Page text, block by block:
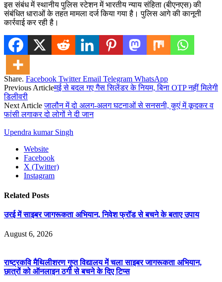
इस संबंध में स्थानीय पुलिस स्टेशन में भारतीय न्याय संहिता (बीएनएस) की
संबंधित धाराओं के तहत मामला दर्ज किया गया है। पुलिस आगे की कानूनी
कार्रवाई कर रही है।
Share. Facebook Twitter Email Telegram WhatsApp
Previous Articleमई से बदल गए गैस सिलेंडर के नियम, बिना OTP नहीं मिलेगी
डिलीवरी
Next Articleजालौन में दो अलग-अलग घटनाओं से सनसनी, कुएं में कूदकर व
फांसी लगाकर दो लोगों ने दी जान
Upendra kumar Singh
Website
Facebook
X (Twitter)
Instagram
Related Posts
उरई में साइबर जागरूकता अभियान, निवेश फ्रॉड से बचने के बताए उपाय
August 6, 2026
राष्ट्रकवि मैथिलीशरण गुप्त विद्यालय में चला साइबर जागरूकता अभियान,
छात्रों को ऑनलाइन ठगी से बचने के दिए टिप्स